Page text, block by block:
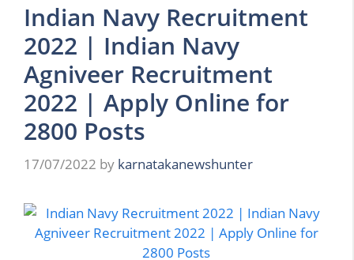
Indian Navy Recruitment
2022 | Indian Navy
Agniveer Recruitment
2022 | Apply Online for
2800 Posts
17/07/2022 by karnatakanewshunter